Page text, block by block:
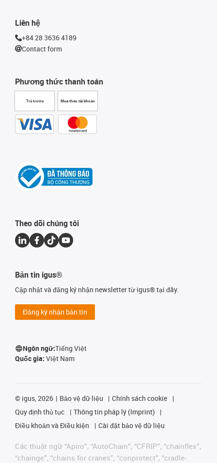
Phương thức thanh toán
Trả trước Mua theo tài khoản
Liên hệ
+84 28 3636 4189
Contact form
Theo dõi chúng tôi
Bản tin igus®
Cập nhật và đăng ký nhận newsletter từ igus® tại đây.
Đăng ký nhận bản tin
Ngôn ngữ:Tiếng Việt
Quốc gia: Việt Nam
© igus, 2026 Bảo vệ dữ liệu
Chính sách cookie
Quy định thủ tục
Thông tin pháp lý (Imprint)
Điều khoản và Điều kiện
Cài đặt bảo vệ dữ liệu
Các thuật ngữ “Apiro”, “AutoChain”, “CFRIP”, “chainflex”,
“chainge”, “chains for cranes”, “conprotect”, “cradle-